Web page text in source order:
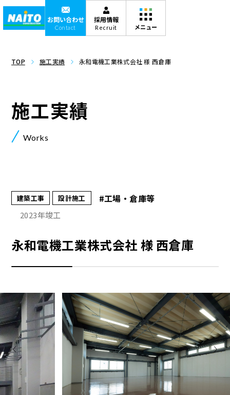
お問い合わせ
Contact
採用情報
Recruit
TOP 施工実績 永和電機工業株式会社 様 西倉庫
Works
施工実績
建築工事 設計施工 #工場・倉庫等
2023年竣工
永和電機工業株式会社 様 西倉庫